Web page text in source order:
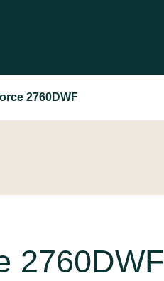
2760DWF
2760DWF